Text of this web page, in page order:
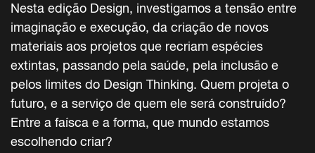
Nesta edição Design, investigamos a tensão entre
imaginação e execução, da criação de novos
materiais aos projetos que recriam espécies
extintas, passando pela saúde, pela inclusão e
pelos limites do Design Thinking. Quem projeta o
futuro, e a serviço de quem ele será construído?
Entre a faísca e a forma, que mundo estamos
escolhendo criar?